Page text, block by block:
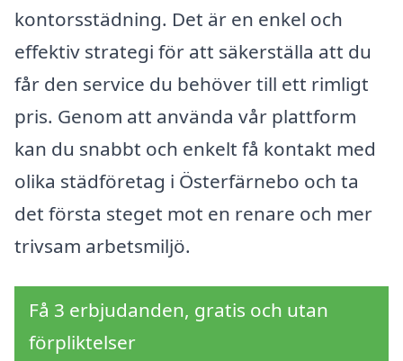
kontorsstädning. Det är en enkel och
effektiv strategi för att säkerställa att du
får den service du behöver till ett rimligt
pris. Genom att använda vår plattform
kan du snabbt och enkelt få kontakt med
olika städföretag i Österfärnebo och ta
det första steget mot en renare och mer
trivsam arbetsmiljö.
Få 3 erbjudanden, gratis och utan
förpliktelser